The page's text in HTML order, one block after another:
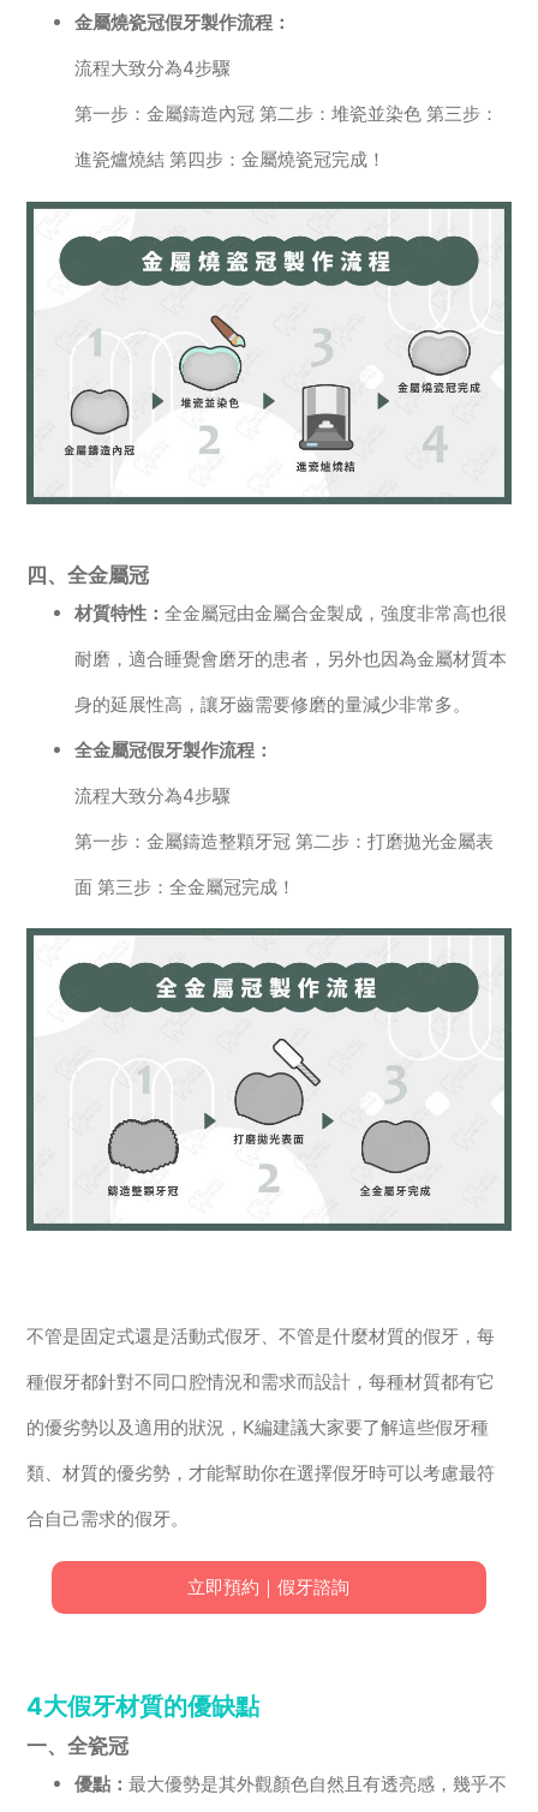
金屬燒瓷冠假牙製作流程：
流程大致分為4步驟
第一步：金屬鑄造內冠 第二步：堆瓷並染色 第三步：
進瓷爐燒結 第四步：金屬燒瓷冠完成！
四、全金屬冠
材質特性：全金屬冠由金屬合金製成，強度非常高也很
耐磨，適合睡覺會磨牙的患者，另外也因為金屬材質本
身的延展性高，讓牙齒需要修磨的量減少非常多。
全金屬冠假牙製作流程：
流程大致分為4步驟
第一步：金屬鑄造整顆牙冠 第二步：打磨拋光金屬表
面 第三步：全金屬冠完成！
不管是固定式還是活動式假牙、不管是什麼材質的假牙，每
種假牙都針對不同口腔情況和需求而設計，每種材質都有它
的優劣勢以及適用的狀況，K編建議大家要了解這些假牙種
類、材質的優劣勢，才能幫助你在選擇假牙時可以考慮最符
合自己需求的假牙。
立即預約｜假牙諮詢
4大假牙材質的優缺點
一、全瓷冠
優點：最大優勢是其外觀顏色自然且有透亮感，幾乎不